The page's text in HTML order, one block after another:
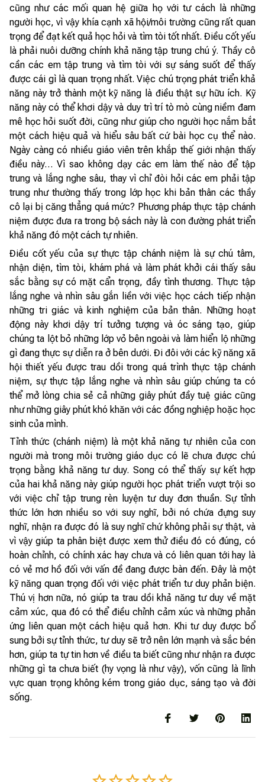
cũng như các mối quan hệ giữa họ với tư cách là những
người học, vì vậy khía cạnh xã hội/môi trường cũng rất quan
trọng để đạt kết quả học hỏi và tìm tòi tốt nhất. Điều cốt yếu
là phải nuôi dưỡng chính khả năng tập trung chú ý. Thầy cô
cần các em tập trung và tìm tòi với sự sáng suốt để thấy
được cái gì là quan trọng nhất. Việc chú trọng phát triển khả
năng này trở thành một kỹ năng là điều thật sự hữu ích. Kỹ
năng này có thể khơi dậy và duy trì trí tò mò cùng niềm đam
mê học hỏi suốt đời, cũng như giúp cho người học nắm bắt
một cách hiệu quả và hiểu sâu bất cứ bài học cụ thể nào.
Ngày càng có nhiều giáo viên trên khắp thế giới nhận thấy
điều này… Vì sao không dạy các em làm thế nào để tập
trung và lắng nghe sâu, thay vì chỉ đòi hỏi các em phải tập
trung như thường thấy trong lớp học khi bản thân các thầy
cô lại bị căng thẳng quá mức? Phương pháp thực tập chánh
niệm được đưa ra trong bộ sách này là con đường phát triển
khả năng đó một cách tự nhiên.
Điều cốt yếu của sự thực tập chánh niệm là sự chú tâm,
nhận diện, tìm tòi, khám phá và làm phát khởi cái thấy sâu
sắc bằng sự có mặt cẩn trọng, đầy tình thương. Thực tập
lắng nghe và nhìn sâu gắn liền với việc học cách tiếp nhận
những tri giác và kinh nghiệm của bản thân. Những hoạt
động này khơi dậy trí tưởng tượng và óc sáng tạo, giúp
chúng ta lột bỏ những lớp vỏ bên ngoài và làm hiển lộ những
gì đang thực sự diễn ra ở bên dưới. Đi đôi với các kỹ năng xã
hội thiết yếu được trau dồi trong quá trình thực tập chánh
niệm, sự thực tập lắng nghe và nhìn sâu giúp chúng ta có
thể mở lòng chia sẻ cả những giây phút đầy tuệ giác cũng
như những giây phút khó khăn với các đồng nghiệp hoặc học
sinh của mình.
Tỉnh thức (chánh niệm) là một khả năng tự nhiên của con
người mà trong môi trường giáo dục có lẽ chưa được chú
trọng bằng khả năng tư duy. Song có thể thấy sự kết hợp
của hai khả năng này giúp người học phát triển vượt trội so
với việc chỉ tập trung rèn luyện tư duy đơn thuần. Sự tỉnh
thức lớn hơn nhiều so với suy nghĩ, bởi nó chứa đựng suy
nghĩ, nhận ra được đó là suy nghĩ chứ không phải sự thật, và
vì vậy giúp ta phân biệt được xem thử điều đó có đúng, có
hoàn chỉnh, có chính xác hay chưa và có liên quan tới hay là
có vẻ mơ hồ đối với vấn đề đang được bàn đến. Đây là một
kỹ năng quan trọng đối với việc phát triển tư duy phản biện.
Thú vị hơn nữa, nó giúp ta trau dồi khả năng tư duy về mặt
cảm xúc, qua đó có thể điều chỉnh cảm xúc và những phản
ứng liên quan một cách hiệu quả hơn. Khi tư duy được bổ
sung bởi sự tỉnh thức, tư duy sẽ trở nên lớn mạnh và sắc bén
hơn, giúp ta tự tin hơn về điều ta biết cũng như nhận ra được
những gì ta chưa biết (hy vọng là như vậy), vốn cũng là lĩnh
vực quan trọng không kém trong giáo dục, sáng tạo và đời
sống.